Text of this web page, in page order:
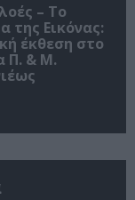
– Το
της Εικόνας:
έκθεση στο
Π. & Μ.